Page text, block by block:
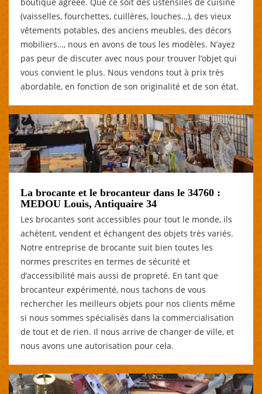
(vaisselles, fourchettes, cuillères, louches…), des vieux
vêtements potables, des anciens meubles, des décors
mobiliers…, nous en avons de tous les modèles. N’ayez
pas peur de discuter avec nous pour trouver l’objet qui
vous convient le plus. Nous vendons tout à prix très
abordable, en fonction de son originalité et de son état.
La brocante et le brocanteur dans le 34760 :
MEDOU Louis, Antiquaire 34
Les brocantes sont accessibles pour tout le monde, ils
achètent, vendent et échangent des objets très variés.
Notre entreprise de brocante suit bien toutes les
normes prescrites en termes de sécurité et
d’accessibilité mais aussi de propreté. En tant que
brocanteur expérimenté, nous tachons de vous
rechercher les meilleurs objets pour nos clients même
si nous sommes spécialisés dans la commercialisation
de tout et de rien. Il nous arrive de changer de ville, et
nous avons une autorisation pour cela.